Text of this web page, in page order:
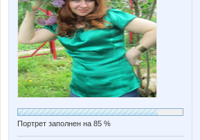
Портрет заполнен на 85 %